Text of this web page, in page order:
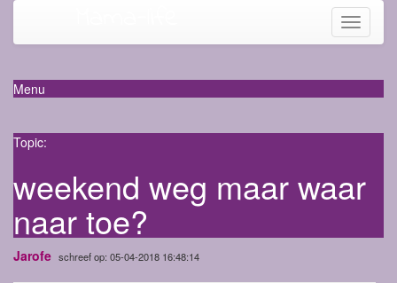
Toggle
Menu
Topic:
weekend weg maar waar
naar toe?
Jarofe schreef op: 05-04-2018 16:48:14